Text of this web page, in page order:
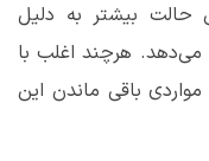
حالت بیشتر به دلیل
هرچند اغلب با
باقی ماندن این